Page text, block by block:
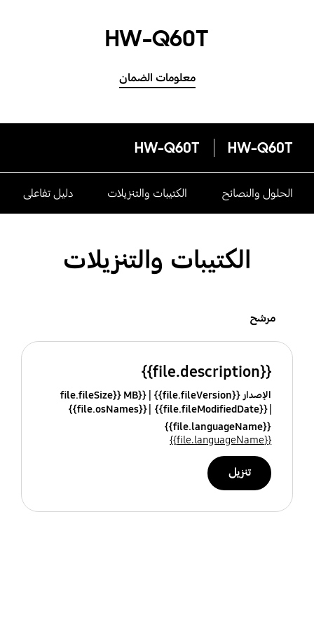
HW-Q60T
معلومات الضمان
HW-Q60T
HW-Q60T
الحلول والنصائح الكتيبات والتنزيلات دليل تفاعلى
الكتيبات والتنزيلات
مرشح
{{file.description}}
الإصدار {{file.fileVersion}}
{{file.fileSize}} MB
{{file.fileModifiedDate}}
{{file.osNames}}
{{file.languageName}}
{{file.languageName}}
تنزيل